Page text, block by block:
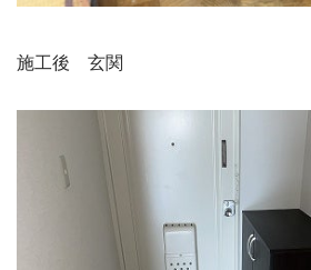
施工後　玄関